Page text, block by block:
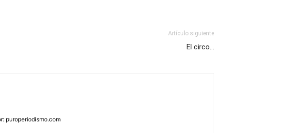
Artículo siguiente
El circo…
puroperiodismo.com